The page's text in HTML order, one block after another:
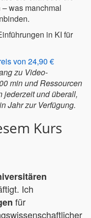
was manchmal
in KI für
von 24,90 €
zu Video-
min und Ressourcen
jederzeit und überall,
Jahr zur Verfügung.
Kurs
Ich
für